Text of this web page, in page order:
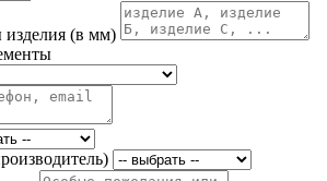
изделия (в мм)